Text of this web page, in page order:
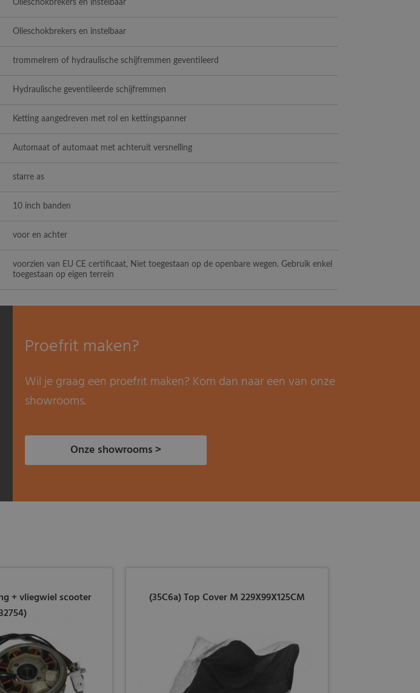
Olieschokbrekers en instelbaar
Olieschokbrekers en instelbaar
trommelrem of hydraulische schijfremmen geventileerd
Hydraulische geventileerde schijfremmen
Ketting aangedreven met rol en kettingspanner
Automaat of automaat met achteruit versnelling
starre as
10 inch banden
voor en achter
voorzien van EU CE certificaat, Niet toegestaan op de openbare wegen. Gebruik enkel
toegestaan op eigen terrein
Proefrit maken?
Wil je graag een proefrit maken? Kom dan naar een van onze
showrooms.
Onze showrooms >
+ vliegwiel scooter
(35C6a) Top Cover M 229X99X125CM